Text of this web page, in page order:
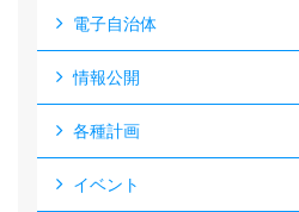
電子自治体
情報公開
各種計画
イベント